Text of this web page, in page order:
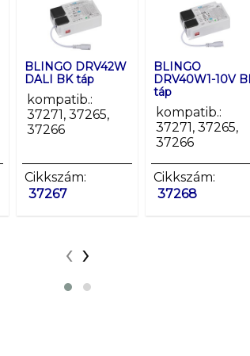
BLINGO DRV42W
DALI BK táp
kompatib.:
37271, 37265,
37266
Cikkszám:
37267
BLINGO
DRV40W1-10V
táp
kompatib.:
37271, 37265,
37266
Cikkszám:
37268
‹ ›